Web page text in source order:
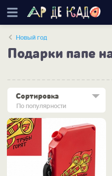
Новый год
Подарки папе
По популярности
Сортировка